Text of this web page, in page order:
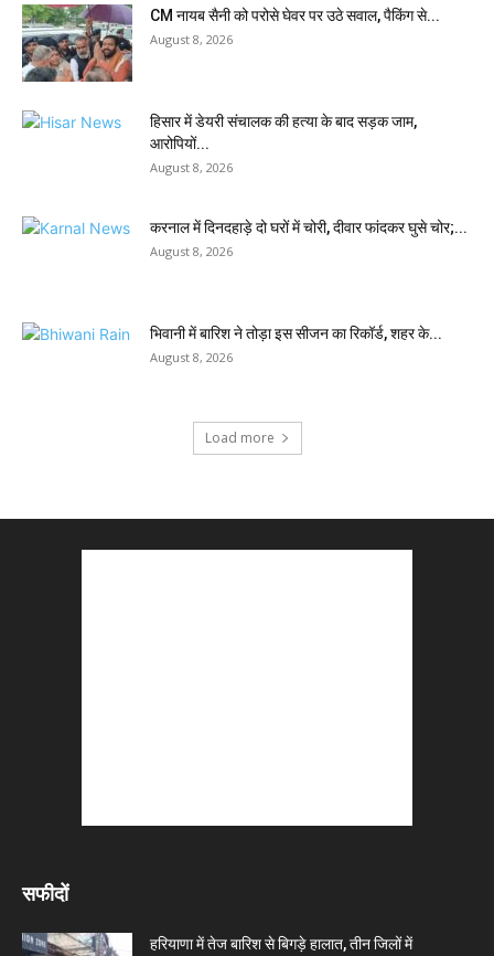
CM नायब सैनी को परोसे घेवर पर उठे सवाल, पैकिंग से...
August 8, 2026
हिसार में डेयरी संचालक की हत्या के बाद सड़क जाम,
आरोपियों...
August 8, 2026
करनाल में दिनदहाड़े दो घरों में चोरी, दीवार फांदकर घुसे चोर;...
August 8, 2026
भिवानी में बारिश ने तोड़ा इस सीजन का रिकॉर्ड, शहर के...
August 8, 2026
Load more
सफीदों
हरियाणा में तेज बारिश से बिगड़े हालात, तीन जिलों में